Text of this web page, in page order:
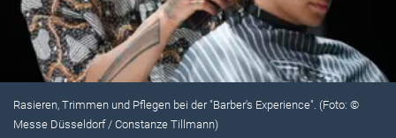
Rasieren, Trimmen und Pflegen bei der "Barber's Experience". (Foto: ©
Messe Düsseldorf / Constanze Tillmann)